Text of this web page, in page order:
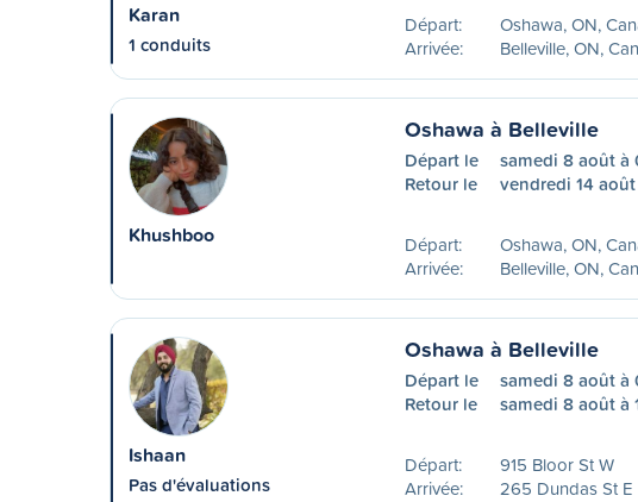
Karan
1 conduits
Départ:
Oshawa, ON,
Arrivée:
Belleville, ON,
Khushboo
Oshawa à Belleville
Départ le
samedi 8 août à
Retour le
vendredi 14 août
Départ:
Oshawa, ON,
Arrivée:
Belleville, ON,
Ishaan
Pas d'évaluations
Oshawa à Belleville
Départ le
samedi 8 août à
Retour le
samedi 8 août à
Départ:
915 Bloor St W
Arrivée:
265 Dundas St E